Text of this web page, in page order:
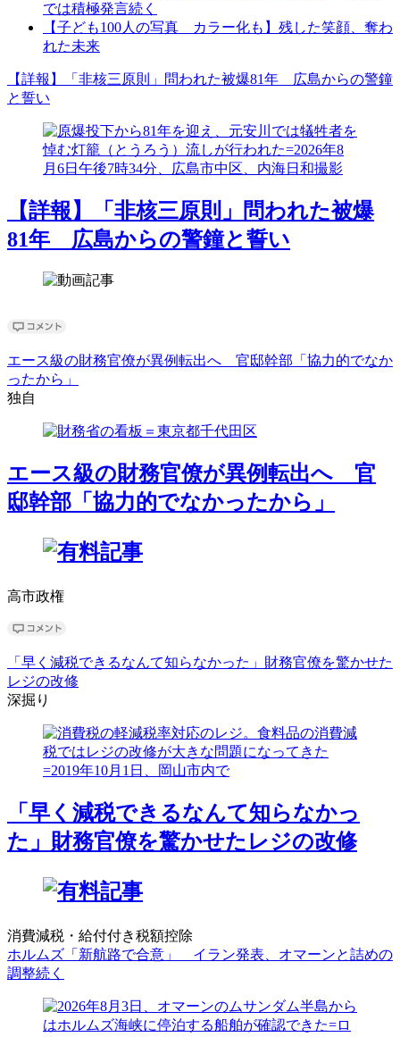
では積極発言続く
【子ども100人の写真 カラー化も】残した笑顔、奪わ
れた未来
【詳報】「非核三原則」問われた被爆81年 広島からの警鐘
と誓い
【詳報】「非核三原則」問われた被爆
81年 広島からの警鐘と誓い
エース級の財務官僚が異例転出へ 官邸幹部「協力的でなか
ったから」
独自
エース級の財務官僚が異例転出へ 官
邸幹部「協力的でなかったから」
高市政権
「早く減税できるなんて知らなかった」財務官僚を驚かせた
レジの改修
深掘り
「早く減税できるなんて知らなかっ
た」財務官僚を驚かせたレジの改修
消費減税・給付付き税額控除
ホルムズ「新航路で合意」 イラン発表、オマーンと詰めの
調整続く